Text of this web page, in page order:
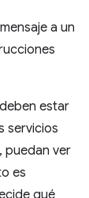
a un
estar
servicios
puedan ver
es
qué